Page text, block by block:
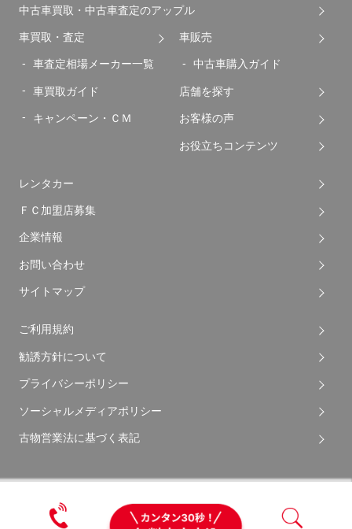
中古車買取・中古車査定のアップル
車買取・査定
車査定相場メーカー一覧
車買取ガイド
キャンペーン・ＣＭ
車販売
中古車購入ガイド
店舗を探す
お客様の声
お役立ちコンテンツ
レンタカー
ＦＣ加盟店募集
企業情報
お問い合わせ
サイトマップ
ご利用規約
勧誘方針について
プライバシーポリシー
ソーシャルメディアポリシー
古物営業法に基づく表記